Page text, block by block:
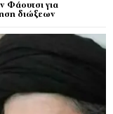
Φάουτσι για
διώξεων